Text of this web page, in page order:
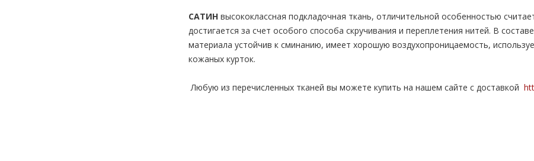
САТИН высококлассная подкладочная ткань, отличительной особенностью
достигается за счет особого способа скручивания и переплетения нитей. В
материала устойчив к сминанию, имеет хорошую воздухопроницаемость,
кожаных курток.
Любую из перечисленных тканей вы можете купить на нашем сайте с доставкой